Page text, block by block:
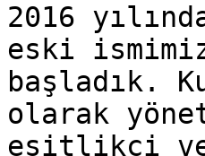
2016
eski
başladık.
olarak
eşitlikçi